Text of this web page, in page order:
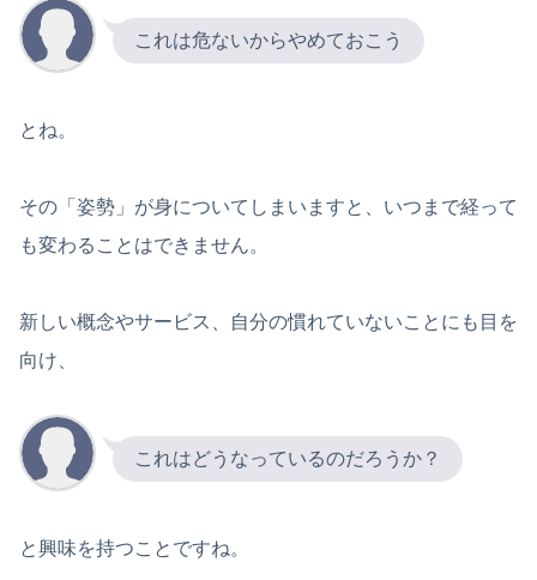
これは危ないからやめておこう
とね。
その「姿勢」が身についてしまいますと、いつまで経って
も変わることはできません。
新しい概念やサービス、自分の慣れていないことにも目を
向け、
これはどうなっているのだろうか？
と興味を持つことですね。